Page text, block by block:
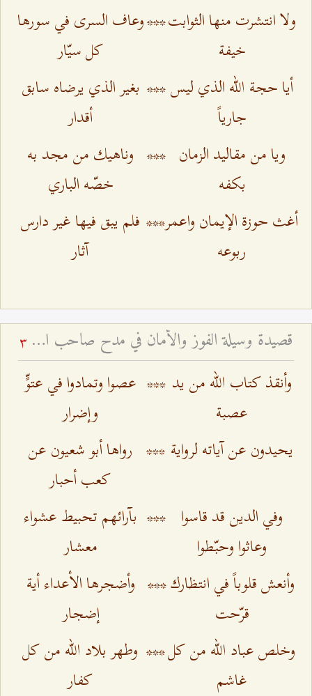
ولا انتشرت منها الثوابت
خيفة
***وعاف السرى في سورها
كل سيّار
أيا حجة الله الذي ليس
جارياً
*** بغير الذي يرضاه سابق
أقدار
ويا من مقاليد الزمان
بكفه
*** وناهيك من مجد به
خصّه الباري
أغث حوزة الإيمان واعمر
ربوعه
*** فلم يبق فيها غير دارس
آثار
قصيدة وسيلة الفوز والأمان في مدح صاحب الزمان - للشيخ البهائي رحمه الله 3
وأنقذ كتاب الله من يد
عصبة
*** عصوا وتمادوا في عتوٍّ
وإضرار
يحيدون عن آياته لرواية *** رواها أبو شعيون عن
كعب أحبار
وفي الدين قد قاسوا
وعاثوا وحبّطوا
*** بآرائهم تحبيط عشواء
معشار
وأنعش قلوباً في انتظارك
قرّحت
*** وأضجرها الأعداء أية
إضجار
وخلص عباد الله من كل
غاشم
*** وطهر بلاد الله من كل
كفار